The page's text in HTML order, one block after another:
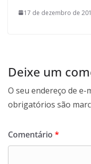
17 de dezembro de
Deixe um
O seu endereço de e-
obrigatórios são
Comentário *